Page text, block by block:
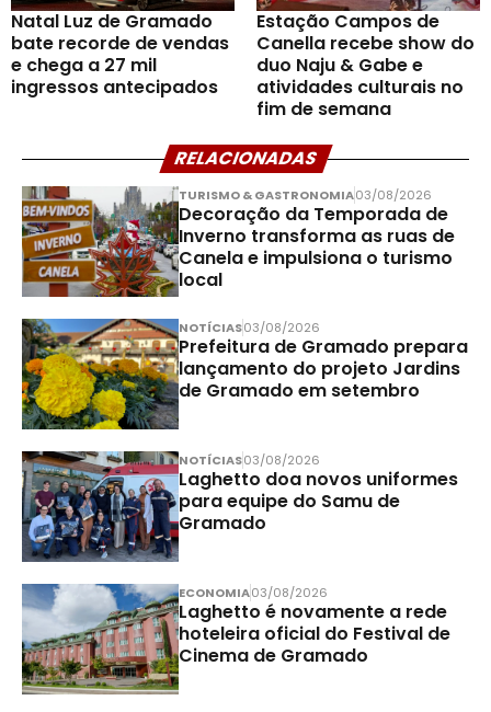
Natal Luz de Gramado
bate recorde de vendas
e chega a 27 mil
ingressos antecipados
Estação Campos de
Canella recebe show do
duo Naju & Gabe e
atividades culturais no
fim de semana
RELACIONADAS
TURISMO & GASTRONOMIA03/08/2026
Decoração da Temporada de
Inverno transforma as ruas de
Canela e impulsiona o turismo
local
NOTÍCIAS03/08/2026
Prefeitura de Gramado prepara
lançamento do projeto Jardins
de Gramado em setembro
NOTÍCIAS03/08/2026
Laghetto doa novos uniformes
para equipe do Samu de
Gramado
ECONOMIA03/08/2026
Laghetto é novamente a rede
hoteleira oficial do Festival de
Cinema de Gramado